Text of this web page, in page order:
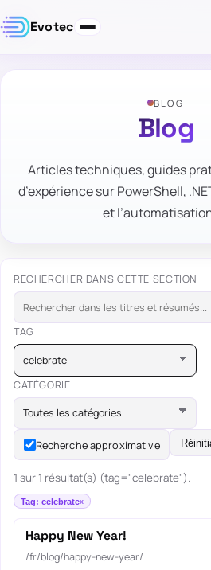
Evotec
BLOG
Blog
Articles techniques, guides
d’expérience sur PowerShell,
et
RECHERCHER DANS CETTE SECTION
TAG
celebrate
CATÉGORIE
Toutes les catégories
Recherche approximative
1 sur 1 résultat(s) (tag="celebrate").
Tag: celebrate
Happy New Year!
/fr/blog/happy-new-year/